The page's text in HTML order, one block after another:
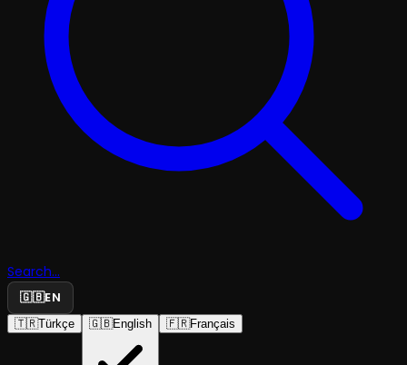
Search...
🇬🇧EN
🇹🇷Türkçe 🇬🇧English 🇫🇷Français